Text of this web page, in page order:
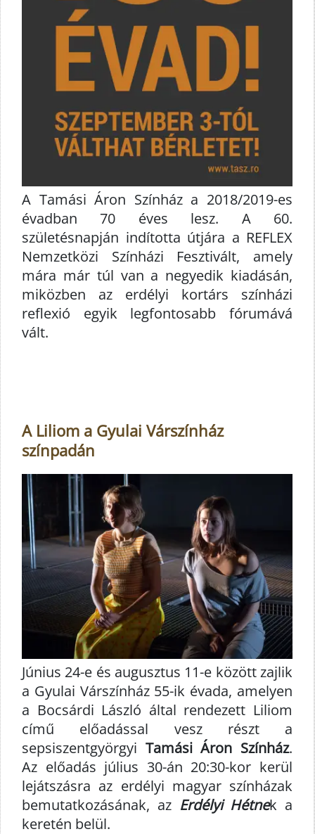
A Tamási Áron Színház a 2018/2019-es
évadban 70 éves lesz. A 60.
születésnapján indította útjára a REFLEX
Nemzetközi Színházi Fesztivált, amely
mára már túl van a negyedik kiadásán,
miközben az erdélyi kortárs színházi
reflexió egyik legfontosabb fórumává
vált.
A Liliom a Gyulai Várszínház
színpadán
Június 24-e és augusztus 11-e között zajlik
a Gyulai Várszínház 55-ik évada, amelyen
a Bocsárdi László által rendezett Liliom
című előadással vesz részt a
sepsiszentgyörgyi Tamási Áron Színház.
Az előadás július 30-án 20:30-kor kerül
lejátszásra az erdélyi magyar színházak
bemutatkozásának, az Erdélyi Hétnek a
keretén belül.